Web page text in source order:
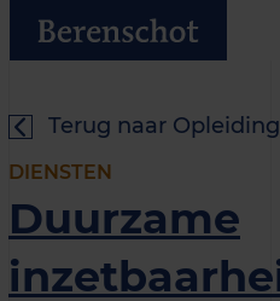
Terug naar
DIENSTEN
Duurzame